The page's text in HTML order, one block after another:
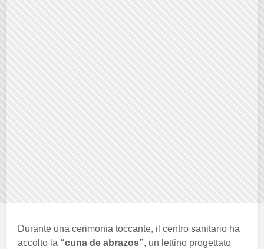
Durante una cerimonia toccante, il centro sanitario ha
accolto la “cuna de abrazos”, un lettino progettato